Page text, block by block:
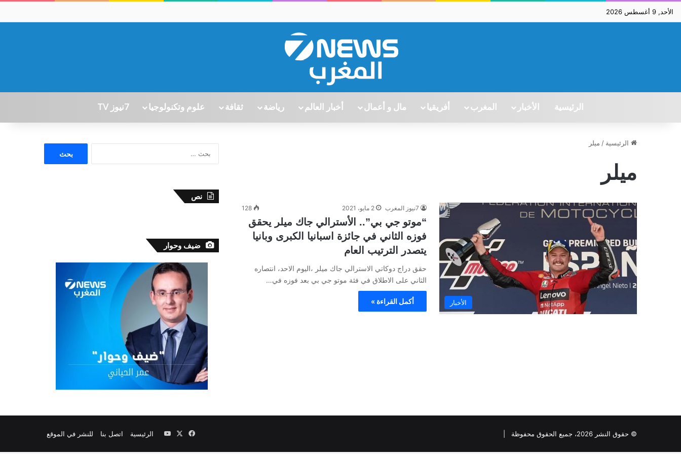
الأحد, 9 أغسطس 2026
الرئيسية الأخبار المغرب أفريقيا مال و أعمال أخبار العالم رياضة ثقافة علوم وتكنولوجيا 7نيوز TV
الرئيسية / ميلر
ميلر
الأخبار
7نيوز المغرب 2 مايو، 2021 128
“موتو جي بي”.. الأسترالي جاك ميلر يحقق
فوزه الثاني في جائزة اسبانيا الكبرى وبانيا
يتصدر الترتيب العام
حقق دراج دوكاتي الاسترالي جاك ميلر ،اليوم الاحد، انتصاره
الثاني على الاطلاق في فئة موتو جي بي بعد فوزه في…
أكمل القراءة »
نص
ضيف وحوار
© حقوق النشر 2026، جميع الحقوق محفوظة | الرئيسية اتصل بنا للنشر في الموقع فيسبوك ‫YouTube